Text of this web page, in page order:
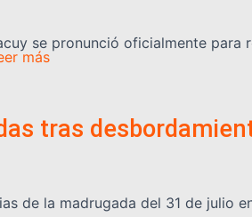
se pronunció oficialmente
más
tras
de la madrugada del 31 de julio